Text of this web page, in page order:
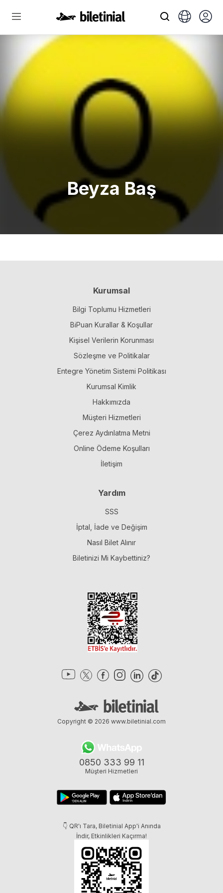
Beyza Baş
Kurumsal
Bilgi Toplumu Hizmetleri
BiPuan Kurallar & Koşullar
Kişisel Verilerin Korunması
Sözleşme ve Politikalar
Entegre Yönetim Sistemi Politikası
Kurumsal Kimlik
Hakkımızda
Müşteri Hizmetleri
Çerez Aydınlatma Metni
Online Ödeme Koşulları
İletişim
Yardım
SSS
İptal, İade ve Değişim
Nasıl Bilet Alınır
Biletinizi Mi Kaybettiniz?
0850 333 99 11
Müşteri Hizmetleri
👇 QR'ı Tara, Biletinial App'i Anında
İndir, Etkinlikleri Kaçırma!
Copyright © 2026 www.biletinial.com